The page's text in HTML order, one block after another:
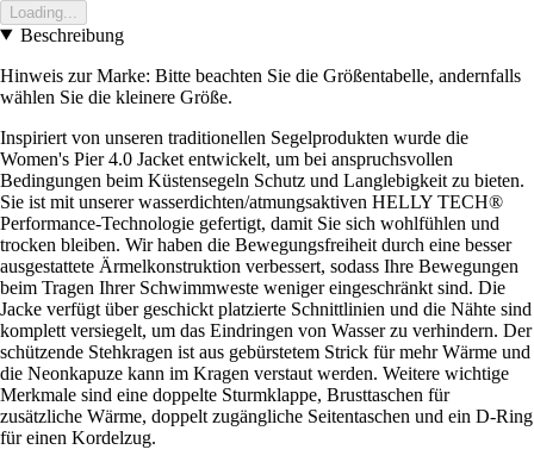
Loading...
Beschreibung
Hinweis zur Marke: Bitte beachten Sie die Größentabelle, andernfalls
wählen Sie die kleinere Größe.
Inspiriert von unseren traditionellen Segelprodukten wurde die
Women's Pier 4.0 Jacket entwickelt, um bei anspruchsvollen
Bedingungen beim Küstensegeln Schutz und Langlebigkeit zu bieten.
Sie ist mit unserer wasserdichten/atmungsaktiven HELLY TECH®
Performance-Technologie gefertigt, damit Sie sich wohlfühlen und
trocken bleiben. Wir haben die Bewegungsfreiheit durch eine besser
ausgestattete Ärmelkonstruktion verbessert, sodass Ihre Bewegungen
beim Tragen Ihrer Schwimmweste weniger eingeschränkt sind. Die
Jacke verfügt über geschickt platzierte Schnittlinien und die Nähte sind
komplett versiegelt, um das Eindringen von Wasser zu verhindern. Der
schützende Stehkragen ist aus gebürstetem Strick für mehr Wärme und
die Neonkapuze kann im Kragen verstaut werden. Weitere wichtige
Merkmale sind eine doppelte Sturmklappe, Brusttaschen für
zusätzliche Wärme, doppelt zugängliche Seitentaschen und ein D-Ring
für einen Kordelzug.